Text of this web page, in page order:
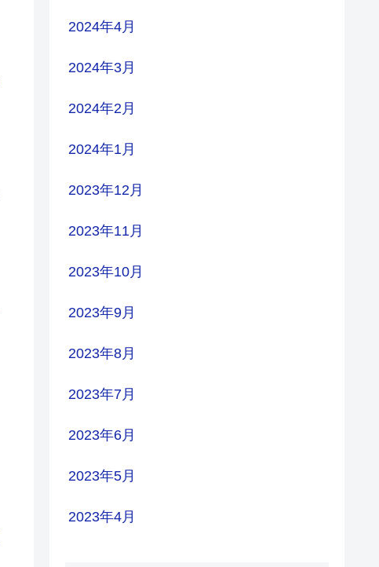
2024年4月
2024年3月
2024年2月
2024年1月
2023年12月
2023年11月
2023年10月
2023年9月
2023年8月
2023年7月
2023年6月
2023年5月
2023年4月